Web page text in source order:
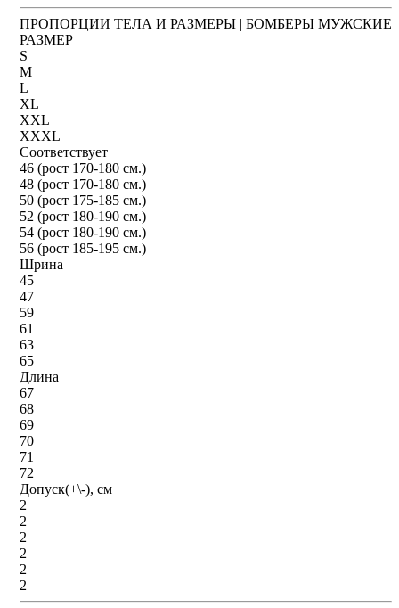
ПРОПОРЦИИ ТЕЛА И РАЗМЕРЫ | БОМБЕРЫ МУЖСКИЕ
РАЗМЕР
S
M
L
XL
XXL
XXXL
Соответствует
46 (рост 170-180 см.)
48 (рост 170-180 см.)
50 (рост 175-185 см.)
52 (рост 180-190 см.)
54 (рост 180-190 см.)
56 (рост 185-195 см.)
Шрина
45
47
59
61
63
65
Длина
67
68
69
70
71
72
Допуск(+\-), см
2
2
2
2
2
2